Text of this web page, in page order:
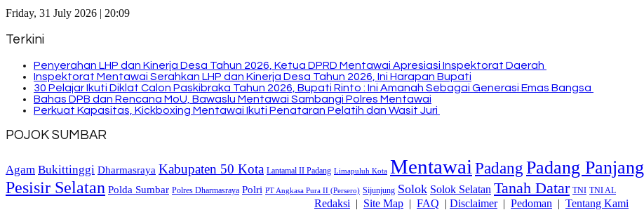
Friday, 31 July 2026 | 20:09
Terkini
Penyerahan LHP dan Kinerja Desa Tahun 2026, Ketua DPRD Mentawai Apresiasi Inspektorat Daerah
Inspektorat Mentawai Serahkan LHP dan Kinerja Desa Tahun 2026, Ini Harapan Bupati
30 Pelajar Ikuti Diklat Calon Paskibraka Tahun 2026, Bupati Rinto : Ini Amanah Sebagai Generasi Emas Bangsa
Bahas DPB dan Rencana MoU, Bawaslu Mentawai Sambangi Polres Mentawai
Perkuat Kapasitas, Kickboxing Mentawai Ikuti Penataran Pelatih dan Wasit Juri
POJOK SUMBAR
Agam Bukittinggi Dharmasraya Kabupaten 50 Kota Lantamal II Padang Limapuluh Kota Mentawai PadangPadang Panjang
Pesisir Selatan Polda Sumbar Polres Dharmasraya Polri PT Angkasa Pura II (Persero) Sijunjung Solok Solok Selatan Tanah Datar TNI TNI AL
Redaksi | Site Map | FAQ | Disclaimer| Pedoman | Tentang Kami